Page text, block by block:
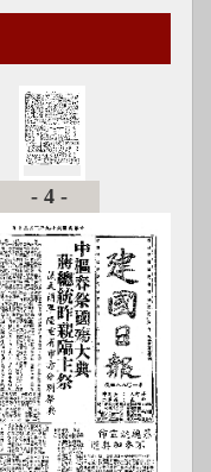
-4-